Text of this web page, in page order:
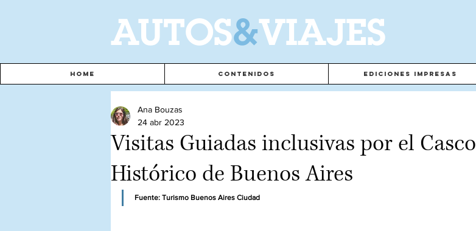
AUTOS&VIAJES
Home Contenidos Ediciones Impresas
Visitas Guiadas inclusivas por el Casco
Histórico de Buenos Aires
Ana Bouzas
24 abr 2023
Fuente: Turismo Buenos Aires Ciudad